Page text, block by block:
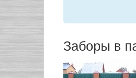
Заборы в